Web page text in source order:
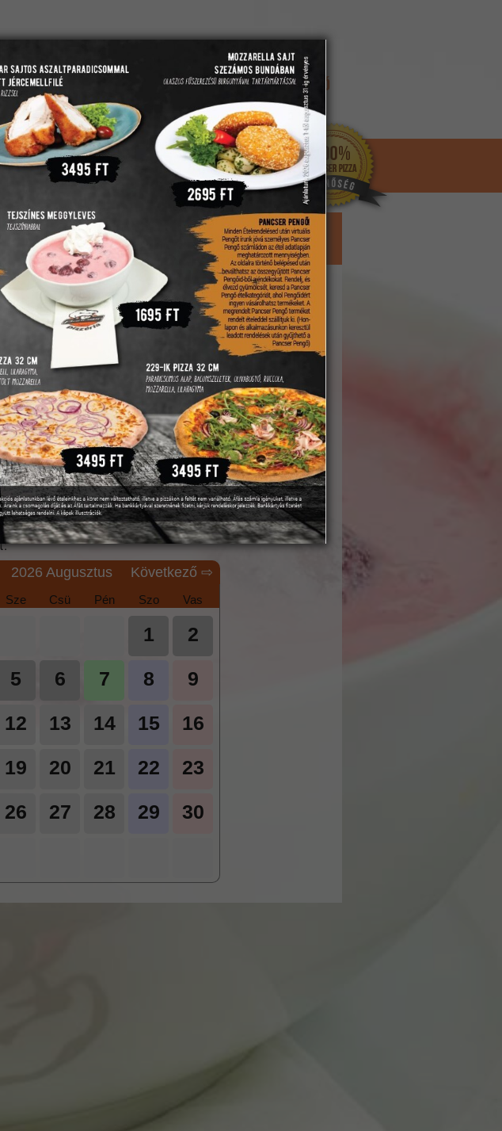
REGISZTRÁCIÓ
ELFELEJTETT JELSZÓ
PENGŐ KAPCSOLAT KOSÁR
Tájékoztató
akkor tekinthető rögzítettnek, amennyiben az étterem
kérjük telefonon érdeklődjön!
leadni.
érkezzen, a lefoglalt asztalokat 20 percig tudjuk
a várakozóknak adjuk a lehetőséget. Amennyiben
jelezze lemondását telefonon.
űrlapon legfeljebb 10 főig foglalhat.
érkezni, kérjük, hívjon minket az alábbi
+36 30/535-4445
2026 Augusztus Következő ⇨
Sze Csü Pén Szo Vas
1
2
5 6 7 8
9
12 13 14 15
16
19 20 21 22
23
26 27 28 29
30